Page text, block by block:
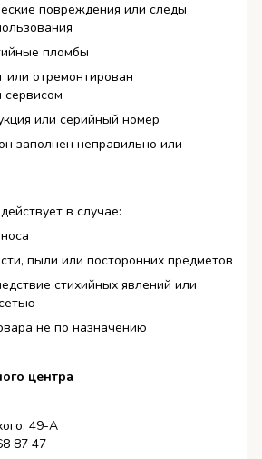
повреждения или следы
пломбы
или отремонтирован
или серийный номер
заполнен неправильно или
в случае:
пыли или посторонних предметов
стихийных явлений или
не по назначению
центра
49-А
87 47